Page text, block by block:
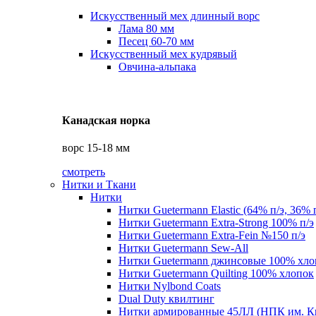
Искусственный мех длинный ворс
Лама 80 мм
Песец 60-70 мм
Искусственный мех кудрявый
Овчина-альпака
Канадская норка
ворс 15-18 мм
смотреть
Нитки и Ткани
Нитки
Нитки Guetermann Elastic (64% п/э, 36%
Нитки Guetermann Extra-Strong 100% п/э
Нитки Guetermann Extra-Fein №150 п/э
Нитки Guetermann Sew-All
Нитки Guetermann джинсовые 100%
Нитки Guetermann Quilting 100% хлопок
Нитки Nylbond Coats
Dual Duty квилтинг
Нитки армированные 45ЛЛ (НПК им.